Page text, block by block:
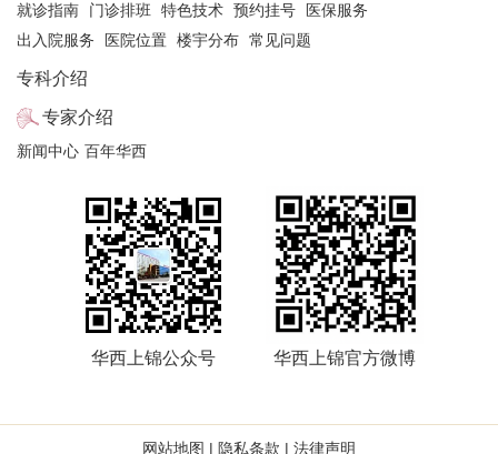
就诊指南 门诊排班 特色技术 预约挂号
医保服务
出入院服务
医院位置 楼宇分布 常见问题
专科介绍
专家介绍
新闻中心 百年华西
华西上锦公众号 华西上锦官方微博
网站地图 | 隐私条款 | 法律声明